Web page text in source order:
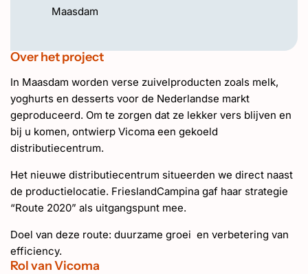
Over het project
In Maasdam worden verse zuivelproducten zoals melk,
yoghurts en desserts voor de Nederlandse markt
geproduceerd. Om te zorgen dat ze lekker vers blijven en
bij u komen, ontwierp Vicoma een gekoeld
distributiecentrum.
Het nieuwe distributiecentrum situeerden we direct naast
de productielocatie. FrieslandCampina gaf haar strategie
“Route 2020” als uitgangspunt mee.
Doel van deze route: duurzame groei en verbetering van
efficiency.
Rol van Vicoma
Maasdam